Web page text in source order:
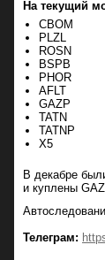
На текущий
CBOM
PLZL
ROSN
BSPB
PHOR
AFLT
GAZP
TATN
TATNP
X5
В декабре
и куплены
Телеграм: